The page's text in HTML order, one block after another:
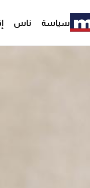
سياسة ناس